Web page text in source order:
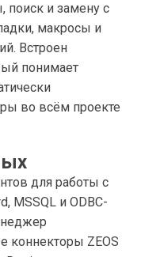
поиск и замену с
макросы и
Встроен
понимает
во всём проекте
для работы с
MSSQL и ODBC-
коннекторы ZEOS